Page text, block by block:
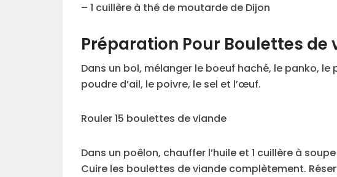
– 1 cuillère à thé de moutarde de Dijon
Préparation Pour Boulettes de
Dans un bol, mélanger le boeuf haché, le panko, le
poudre d’ail, le poivre, le sel et l’œuf.
Rouler 15 boulettes de viande
Dans un poêlon, chauffer l’huile et 1 cuillère à
Cuire les boulettes de viande complètement.